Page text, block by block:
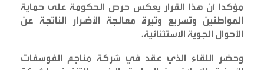
مؤكدا أن هذا القرار يعكس حرص الحكومة على حماية
المواطنين وتسريع وتيرة معالجة الأضرار الناتجة عن
الأحوال الجوية الاستثنائية.
وحضر اللقاء الذي عقد في شركة مناجم الفوسفات